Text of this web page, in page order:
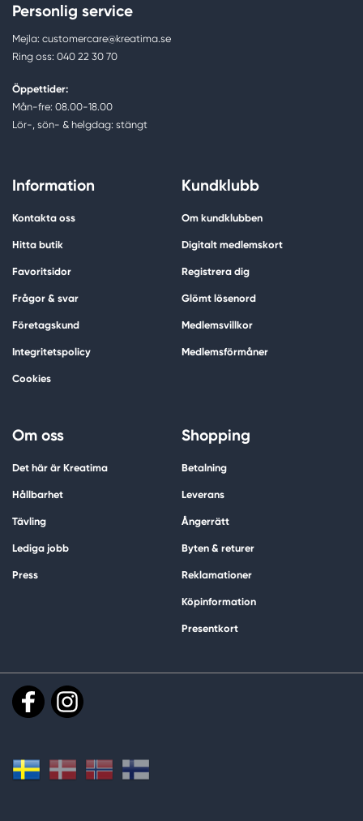
Personlig service
Mejla: customercare@kreatima.se
Ring oss: 040 22 30 70
Öppettider:
Mån-fre: 08.00-18.00
Lör-, sön- & helgdag: stängt
Information
Kontakta oss
Hitta butik
Favoritsidor
Frågor & svar
Företagskund
Integritetspolicy
Cookies
Kundklubb
Om kundklubben
Digitalt medlemskort
Registrera dig
Glömt lösenord
Medlemsvillkor
Medlemsförmåner
Om oss
Det här är Kreatima
Hållbarhet
Tävling
Lediga jobb
Press
Shopping
Betalning
Leverans
Ångerrätt
Byten & returer
Reklamationer
Köpinformation
Presentkort